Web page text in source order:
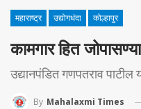
महाराष्ट्र उद्योगधंदा कोल्हापुर
कामगार हित
उद्यानपंडित गणपतराव पाटील
By Mahalaxmi Times